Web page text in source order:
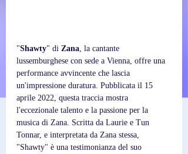
"Shawty" di Zana , la cantante
lussemburghese con sede a Vienna, offre una
performance avvincente che lascia
un'impressione duratura. Pubblicata il 15
aprile 2022, questa traccia mostra
l'eccezionale talento e la passione per la
musica di Zana. Scritta da Laurie e Tun
Tonnar, e interpretata da Zana stessa,
"Shawty" è una testimonianza del suo